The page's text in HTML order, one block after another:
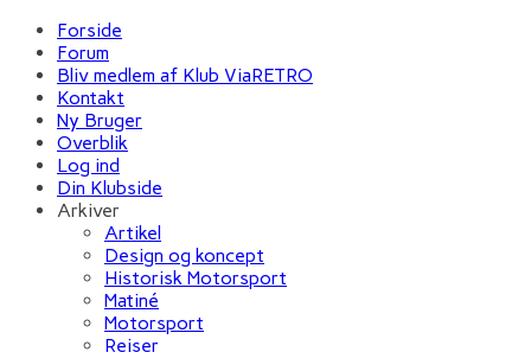
Forside
Forum
Bliv medlem af Klub ViaRETRO
Kontakt
Ny Bruger
Overblik
Log ind
Din Klubside
Arkiver
Artikel
Design og koncept
Historisk Motorsport
Matiné
Motorsport
Rejser